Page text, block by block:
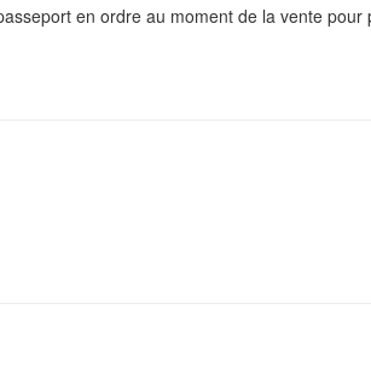
en ordre au moment de la vente pour